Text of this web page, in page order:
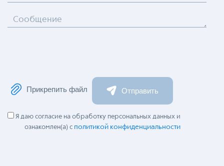
Сообщение
Прикрепить файл Отправить
Я даю согласие на обработку персональных данных и
ознакомлен(а) с политикой конфиденциальности